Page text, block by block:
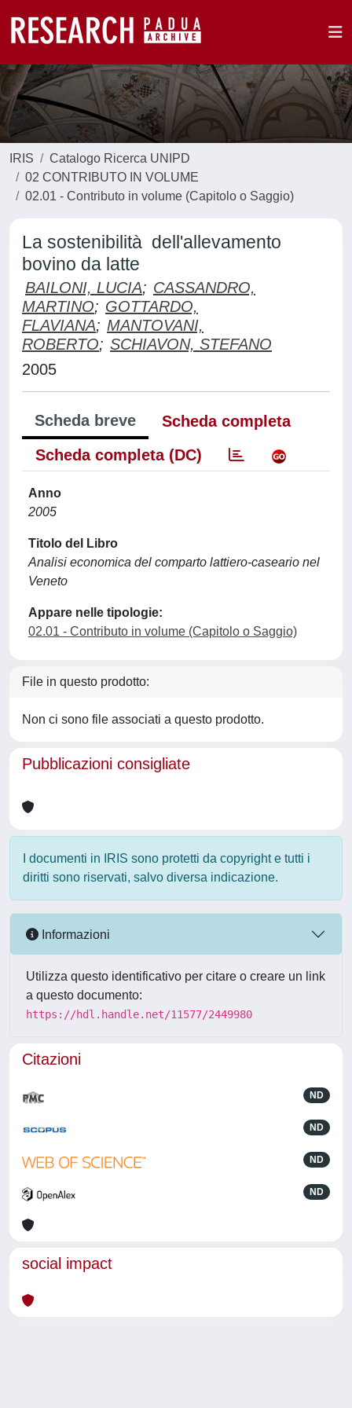
IRIS
Catalogo Ricerca UNIPD
02 CONTRIBUTO IN VOLUME
02.01 - Contributo in volume (Capitolo o Saggio)
La sostenibilità dell'allevamento
bovino da latte
BAILONI, LUCIA; CASSANDRO,
MARTINO; GOTTARDO,
FLAVIANA; MANTOVANI,
ROBERTO; SCHIAVON, STEFANO
2005
Scheda breve
Scheda completa
Scheda completa (DC)
Anno
2005
Titolo del Libro
Analisi economica del comparto lattiero-caseario nel
Veneto
Appare nelle tipologie:
02.01 - Contributo in volume (Capitolo o Saggio)
File in questo prodotto:
Non ci sono file associati a questo prodotto.
Pubblicazioni consigliate
I documenti in IRIS sono protetti da copyright e tutti i
diritti sono riservati, salvo diversa indicazione.
Informazioni
Utilizza questo identificativo per citare o creare un link
a questo documento:
https://hdl.handle.net/11577/2449980
Citazioni
ND
ND
ND
ND
social impact